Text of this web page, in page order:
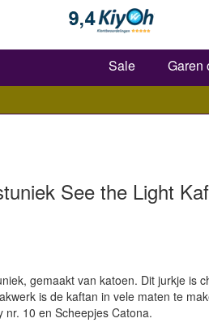
Zoeken
Sale Garen
See the Light
gemaakt van katoen. Dit jurkje is
is de kaftan in vele maten te
10 en Scheepjes Catona.